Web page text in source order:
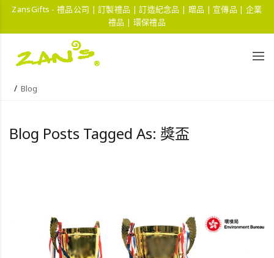
ZansGifts - 禮品公司 | 訂製禮品 | 訂造紀念品 | 贈品 | 宣傳品 | 企業
禮品 | 環保禮品
Blog
Blog Posts Tagged As: 獎盃